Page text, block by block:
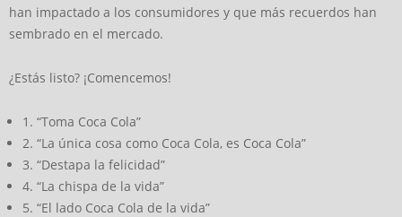
han impactado a los consumidores y que más recuerdos han
sembrado en el mercado.
¿Estás listo? ¡Comencemos!
1. “Toma Coca Cola”
2. “La única cosa como Coca Cola, es Coca Cola”
3. “Destapa la felicidad”
4. “La chispa de la vida”
5. “El lado Coca Cola de la vida”